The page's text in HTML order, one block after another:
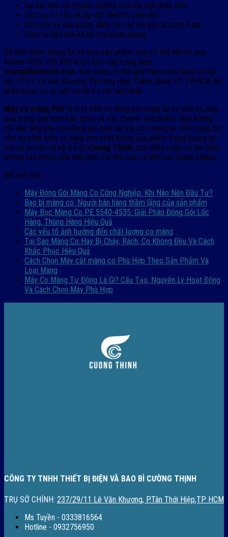
Sự tận tâm và chuyên nghiệp của đội ngũ nhân viên.
Dịch vụ tư vấn và lắp đặt thiết bị miễn phí.
Cam kết về sản phẩm đáng tin cậy với giá cả cạnh tranh.
Dịch vụ hậu mãi và hỗ trợ nhanh chóng.
Để biết thêm thông tin và mua sản phẩm, bạn có thể liên hệ qua
hotline 0932 756 950 hoặc truy cập trang web
cuongthinhtech.com. Bạn cũng có thể ghé thăm cửa hàng tại địa
chỉ 177/1 Lê Văn Khương, Phường Hiệp Thành, Quận 12, TPHCM để
nhận được sự tư vấn và hỗ trợ tận tâm nhất.
Máy co màng POF là một thiết bị đóng gói mang lại sự tiện lợi, hiệu
quả trong quá trình bảo quản và vận chuyển sản phẩm. Máy không
chỉ đáp ứng nhu cầu đóng gói hiện tại mà còn mang lại tiềm năng lớn
cho sự phát triển và nâng cao chất lượng sản phẩm trong tương lai.
Với sự tư vấn và hỗ trợ từ Cường Thịnh, bạn chắc chắn sẽ tìm thấy
những sản phẩm phù hợp nhất với nhu cầu cụ thể của doanh nghiệp.
Bài viết mới
Máy Đóng Gói Màng Co Công Nghiệp: Khi Nào Nên Đầu Tư?
Bao bì màng co: Người bán hàng thầm lặng của sản phẩm
Máy Bọc Màng Co PE 5540-4535: Giải Pháp Đóng Gói Lốc
Hàng, Thùng Hàng Hiệu Quả
Các yếu tố ảnh hưởng đến chất lượng co màng
Tại Sao Màng Co Hay Bị Cháy, Rách, Co Không Đều Và Cách
Khắc Phục Hiệu Quả
Cách Chọn Máy cắt màng co Phù Hợp Theo Sản Phẩm Và
Loại Màng
Máy Co Màng Tự Động Là Gì? Cấu Tạo, Nguyên Lý Hoạt Động
Và Cách Chọn Máy Phù Hợp
CÔNG TY TNHH THIẾT BỊ ĐIỆN VÀ BAO BÌ CƯỜNG THỊNH
TRỤ SỞ CHÍNH: 237/29/11 Lê Văn Khương, P.Tân Thới Hiệp,TP HCM
Ms Tuyền - 0333816564
Hotline - 0932756950